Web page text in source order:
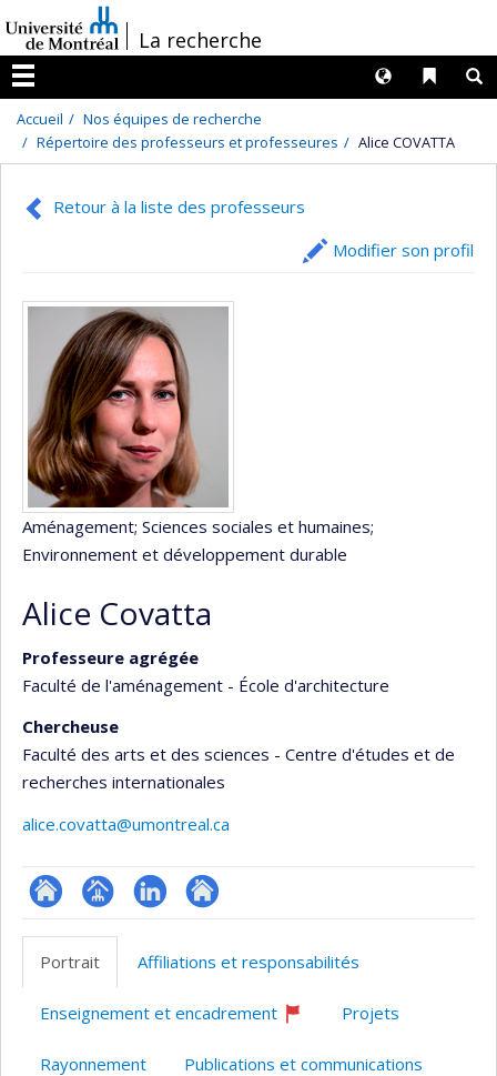
au
contenu
/La recherche
Menu
Liens
Langues
Accueil
Nos équipes de recherche
Répertoire des professeurs et professeures
Alice COVATTA
Retour à la liste des professeurs
Modifier son profil
Aménagement; Sciences sociales et humaines;
Environnement et développement durable
Alice Covatta
Professeure agrégée
Faculté de l'aménagement - École d'architecture
Chercheuse
Faculté des arts et des sciences - Centre d'études et de
recherches internationales
alice.covatta@umontreal.ca
ResearchGate
Page
(faculté,département,école)
LinkedInAutre
Portrait Affiliations et responsabilités
Enseignement et encadrement
professeur
Projets
Rayonnement Publications et communications